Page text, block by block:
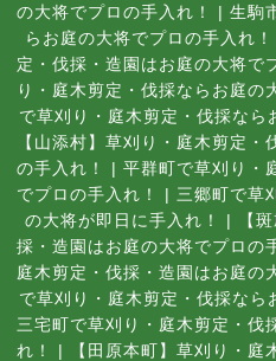
の大将でプロの手入れ！
| 生駒
らお庭の大将でプロの手入れ！
定・伐採・造園はお庭の大将で
り・庭木剪定・伐採ならお庭の
で草刈り・庭木剪定・伐採なら
【山添村】草刈り・庭木剪定
の手入れ！
| 平群町で草刈り・
でプロの手入れ！
| 三郷町で草
の大将が即日に手入れ！
|
【
採・造園はお庭の大将でプロの
庭木剪定・伐採・造園はお庭の
で草刈り・庭木剪定・伐採なら
三宅町で草刈り・庭木剪定・伐
れ！
|
【田原本町】草刈り・